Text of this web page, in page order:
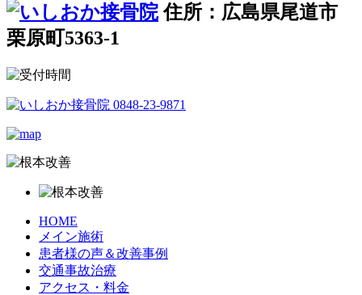
住所：広島県尾道市
栗原町5363-1
HOME
メイン施術
患者様の声＆改善事例
交通事故治療
アクセス・料金